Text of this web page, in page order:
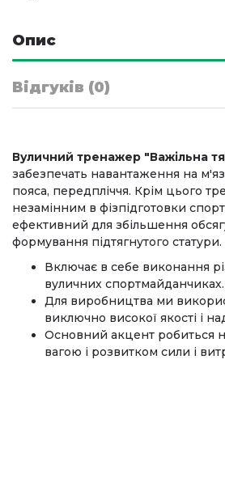
Опис
Відгуків (0)
Вуличний тренажер "Важільна
забезпечать навантаження на
пояса, передпліччя. Крім цього
незамінним в фізпідготовки
ефективний для збільшення
формування підтягнутого статури.
Включає в себе виконання
вуличних спортмайданчиках.
Для виробництва ми
виключно високої якості і
Основний акцент робиться
вагою і розвитком сили і